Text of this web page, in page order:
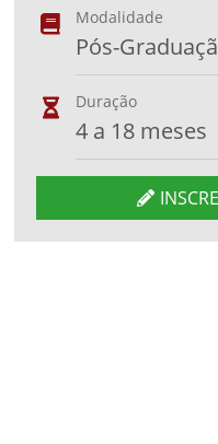
Modalidade
Pós-
Duração
4 a 18 meses